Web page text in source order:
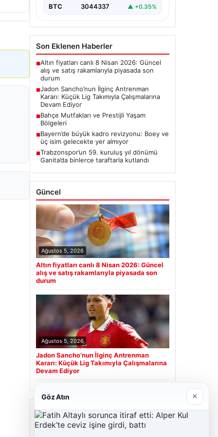
Jadon Sancho, kariyerine yeni…
BTC 3044337 ▲ +0.35%
Son Eklenen Haberler
■Altın fiyatları canlı 8 Nisan 2026: Güncel
alış ve satış rakamlarıyla piyasada son
durum
■Jadon Sancho’nun İlginç Antrenman
Kararı: Küçük Lig Takımıyla Çalışmalarına
Devam Ediyor
■Bahçe Mutfakları ve Prestijli Yaşam
Bölgeleri
■Bayern’de büyük kadro revizyonu: Boey ve
üç isim gelecekte yer almıyor
■Trabzonspor’un 59. kuruluş yıl dönümü
Ganita’da binlerce taraftarla kutlandı
Güncel
Ağustos 5, 2026
Altın fiyatları canlı 8 Nisan 2026: Güncel
alış ve satış rakamlarıyla piyasada son
durum
Ağustos 5, 2026
Jadon Sancho’nun İlginç Antrenman
Kararı: Küçük Lig Takımıyla Çalışmalarına
Devam Ediyor
Son Eklenen Firmalar
Göz Atın ×